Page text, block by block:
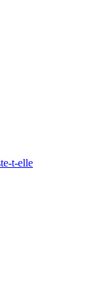
t-elle